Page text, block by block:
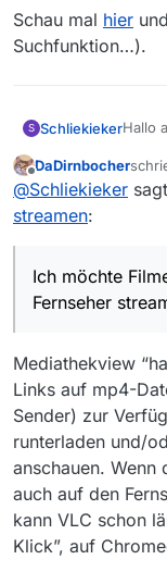
Schau mal hier und
Suchfunktion…).
S SchliekiekerHallo
Ich
Offline
DaDirnbocher
@Schliekieker
streamen:
Ich möchte
Fernseher
Mediathekview
Links auf mp4-
Sender) zur
runterladen und/
anschauen. Wenn
auch auf den
kann VLC schon
Klick”, auf